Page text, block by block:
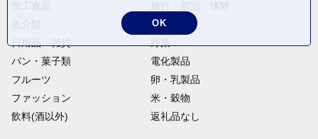
麺類
日用品・雑貨
野菜
パン・菓子類
電化製品
フルーツ
卵・乳製品
ファッション
米・穀物
飲料(酒以外)
返礼品なし
OK